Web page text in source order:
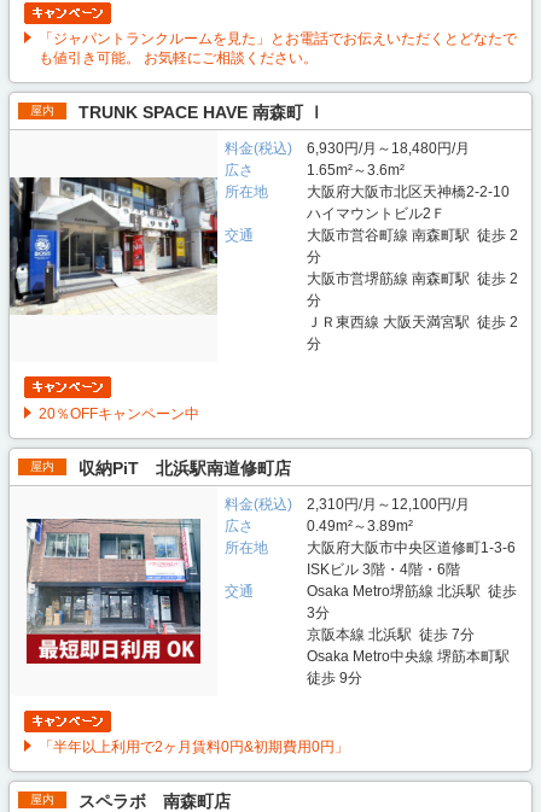
「ジャパントランクルームを見た」とお電話でお伝えいただくとどなたで
も値引き可能。 お気軽にご相談ください。
屋内 TRUNK SPACE HAVE 南森町 Ⅰ
料金(税込)
6,930円/月～18,480円/月
広さ
1.65m²～3.6m²
所在地
大阪府大阪市北区天神橋2-2-10
ハイマウントビル2Ｆ
交通
大阪市営谷町線 南森町駅 徒歩 2
分
大阪市営堺筋線 南森町駅 徒歩 2
分
ＪＲ東西線 大阪天満宮駅 徒歩 2
分
20％OFFキャンペーン中
屋内 収納PiT 北浜駅南道修町店
料金(税込)
2,310円/月～12,100円/月
広さ
0.49m²～3.89m²
所在地
大阪府大阪市中央区道修町1-3-6
ISKビル 3階・4階・6階
交通
Osaka Metro堺筋線 北浜駅 徒歩
3分
京阪本線 北浜駅 徒歩 7分
Osaka Metro中央線 堺筋本町駅
徒歩 9分
「半年以上利用で2ヶ月賃料0円&初期費用0円」
屋内 スペラボ 南森町店